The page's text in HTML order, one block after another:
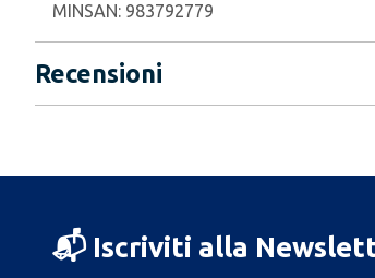
MINSAN: 983792779
Recensioni
📬 Iscriviti alla